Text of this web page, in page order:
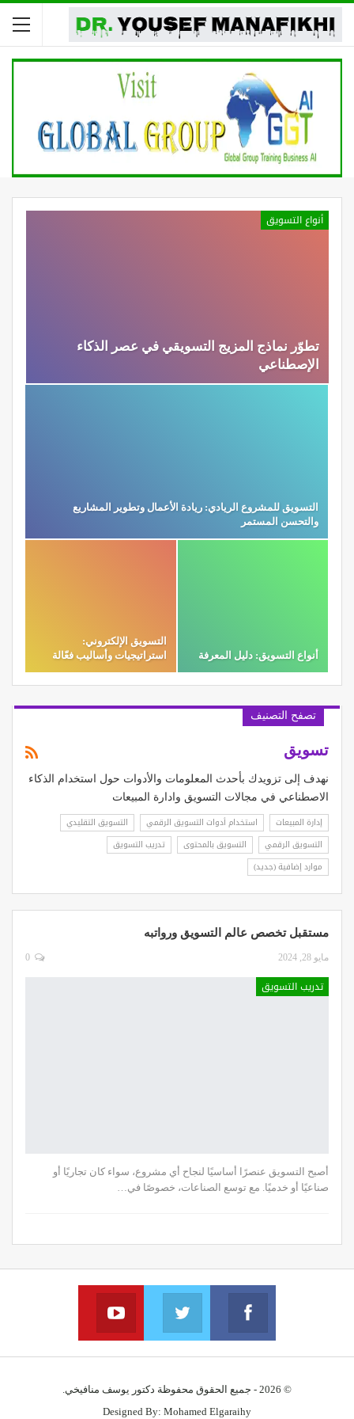
أنواع التسويق
تطوّر نماذج المزيج التسويقي في عصر الذكاء
الإصطناعي
التسويق للمشروع الريادي: ريادة الأعمال وتطوير المشاريع
والتحسن المستمر
أنواع التسويق: دليل المعرفة
التسويق الإلكتروني:
استراتيجيات وأساليب فعّالة
تصفح التصنيف
تسويق
نهدف إلى تزويدك بأحدث المعلومات والأدوات حول استخدام الذكاء
الاصطناعي في مجالات التسويق وادارة المبيعات
إدارة المبيعات استخدام أدوات التسويق الرقمي
التسويق التقليدي
التسويق الرقمي
التسويق بالمحتوى
تدريب التسويق
موارد إضافية (جديد)
مستقبل تخصص عالم التسويق ورواتبه
مايو 28, 2024
تدريب التسويق
أصبح التسويق عنصرًا أساسيًا لنجاح أي مشروع، سواء كان تجاريًا أو
صناعيًا أو خدميًا. مع توسع الصناعات، خصوصًا في…
Facebook
Join us on facebook
Twitter
Join us via twitter
© 2026 - جميع الحقوق محفوظة دكتور يوسف منافيخي.
Designed By: Mohamed Elgaraihy